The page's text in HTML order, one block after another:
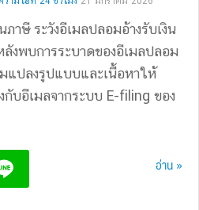
าษี ระวังอีเมลปลอมอ้างรับเงิน
งพบการระบาดของอีเมลปลอม
แปลงรูปแบบและเนื้อหาให้
กับอีเมลจากระบบ E-filing ของ
อ่าน »